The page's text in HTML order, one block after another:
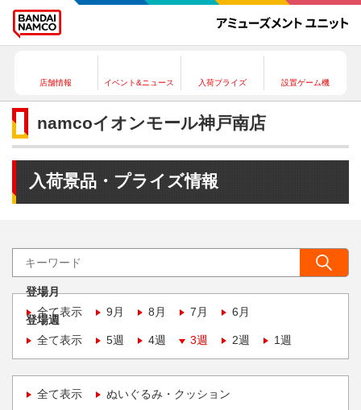
店舗情報 イベント&ニュース 入荷プライズ 設置ゲーム機
namcoイオンモール神戸南店
入荷景品・プライズ情報
登場月
全て表示
9月 8月 7月 6月
登場週
全て表示
5週 4週 3週 2週 1週
全て表示 ぬいぐるみ・クッション